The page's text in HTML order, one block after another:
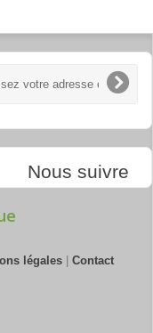
Nous suivre
légales| Contact